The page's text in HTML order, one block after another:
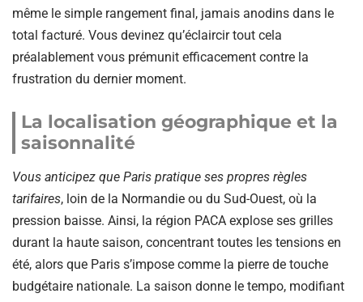
même le simple rangement final, jamais anodins dans le
total facturé. Vous devinez qu’éclaircir tout cela
préalablement vous prémunit efficacement contre la
frustration du dernier moment.
La localisation géographique et la
saisonnalité
Vous anticipez que Paris pratique ses propres règles
tarifaires, loin de la Normandie ou du Sud-Ouest, où la
pression baisse. Ainsi, la région PACA explose ses grilles
durant la haute saison, concentrant toutes les tensions en
été, alors que Paris s’impose comme la pierre de touche
budgétaire nationale. La saison donne le tempo, modifiant